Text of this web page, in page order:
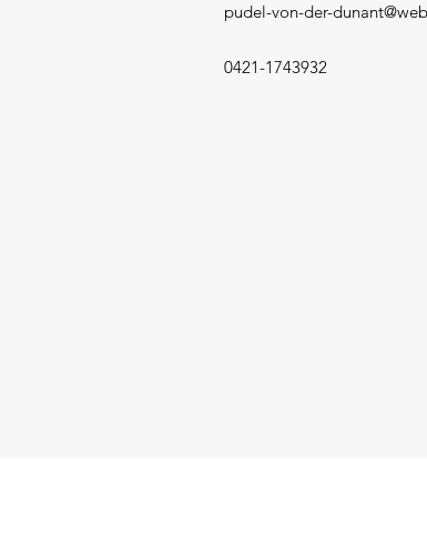
pudel-von-der-
0421-1743932